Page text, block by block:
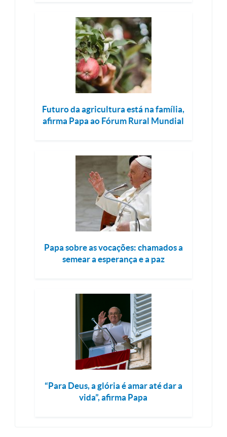
Futuro da agricultura está na família,
afirma Papa ao Fórum Rural Mundial
Papa sobre as vocações: chamados a
semear a esperança e a paz
“Para Deus, a glória é amar até dar a
vida”, afirma Papa